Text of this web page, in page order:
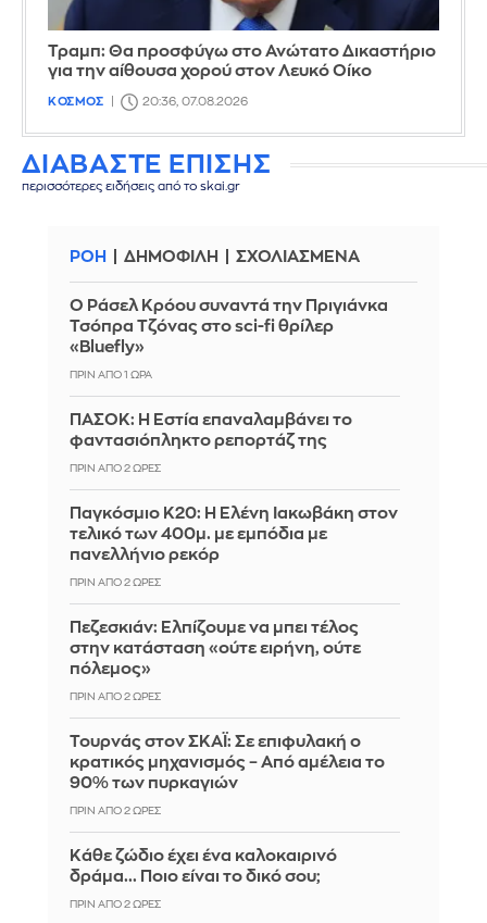
Τραμπ: Θα προσφύγω στο Ανώτατο Δικαστήριο
για την αίθουσα χορού στον Λευκό Οίκο
ΚΟΣΜΟΣ 20:36, 07.08.2026
ΔΙΑΒΑΣΤΕ ΕΠΙΣΗΣ
περισσότερες ειδήσεις από το skai.gr
ΡΟΗ ΔΗΜΟΦΙΛΗ ΣΧΟΛΙΑΣΜΕΝΑ
Ο Ράσελ Κρόου συναντά την Πριγιάνκα
Τσόπρα Τζόνας στο sci-fi θρίλερ
«Bluefly»
ΠΡΙΝ ΑΠΌ 1 ΏΡΑ
ΠΑΣΟΚ: Η Εστία επαναλαμβάνει το
φαντασιόπληκτο ρεπορτάζ της
ΠΡΙΝ ΑΠΌ 2 ΏΡΕΣ
Παγκόσμιο Κ20: Η Ελένη Ιακωβάκη στον
τελικό των 400μ. με εμπόδια με
πανελλήνιο ρεκόρ
ΠΡΙΝ ΑΠΌ 2 ΏΡΕΣ
Πεζεσκιάν: Ελπίζουμε να μπει τέλος
στην κατάσταση «ούτε ειρήνη, ούτε
πόλεμος»
ΠΡΙΝ ΑΠΌ 2 ΏΡΕΣ
Τουρνάς στον ΣΚΑΪ: Σε επιφυλακή ο
κρατικός μηχανισμός – Από αμέλεια το
90% των πυρκαγιών
ΠΡΙΝ ΑΠΌ 2 ΏΡΕΣ
Κάθε ζώδιο έχει ένα καλοκαιρινό
δράμα... Ποιο είναι το δικό σου;
ΠΡΙΝ ΑΠΌ 2 ΏΡΕΣ